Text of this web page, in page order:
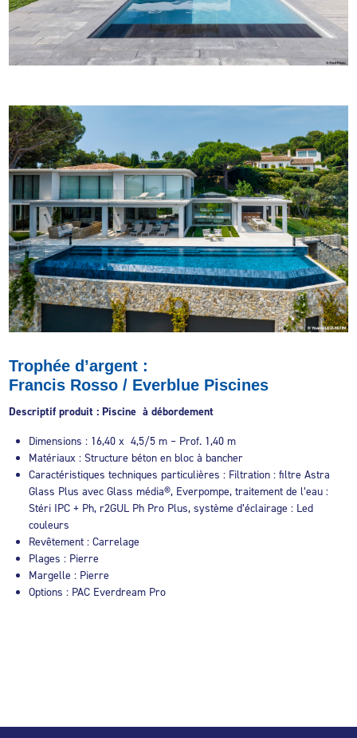
Trophée d’argent :
Francis Rosso / Everblue Piscines
Descriptif produit : Piscine à débordement
Dimensions : 16,40 x 4,5/5 m – Prof. 1,40 m
Matériaux : Structure béton en bloc à bancher
Caractéristiques techniques particulières : Filtration : filtre Astra
Glass Plus avec Glass média®, Everpompe, traitement de l’eau :
Stéri IPC + Ph, r2GUL Ph Pro Plus, système d’éclairage : Led
couleurs
Revêtement : Carrelage
Plages : Pierre
Margelle : Pierre
Options : PAC Everdream Pro